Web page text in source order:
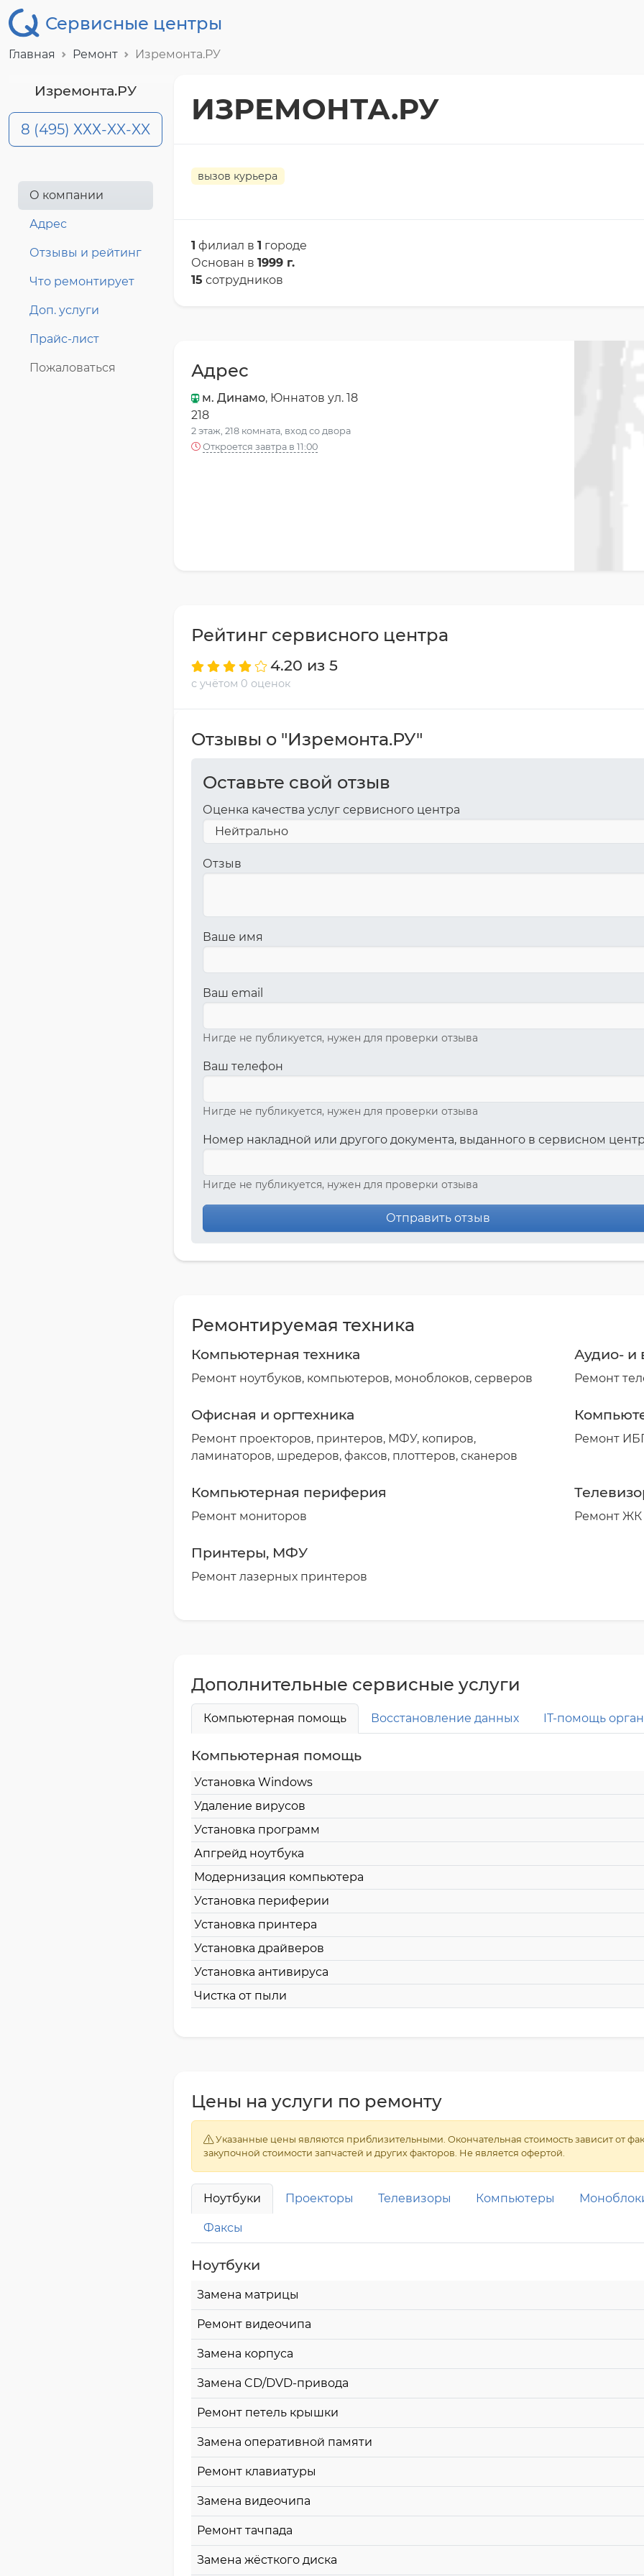
Сервисные центры
Главная Ремонт Изремонта.РУ
Изремонта.РУ
8 (495) ХХХ-XX-XX
О компании
Адрес
Отзывы и рейтинг
Что ремонтирует
Доп. услуги
Прайс-лист
Пожаловаться
ИЗРЕМОНТА.РУ
вызов курьера
1 филиал в 1 городе
Основан в 1999 г.
15 сотрудников
Адрес
м. Динамо, Юннатов ул. 18
218
2 этаж, 218 комната, вход со двора
Откроется завтра в 11:00
Рейтинг сервисного центра
4.20 из 5
с учётом 0 оценок
Отзывы о "Изремонта.РУ"
Оставьте свой отзыв
Оценка качества услуг сервисного центра
Отзыв
Ваше имя
Ваш email
Нигде не публикуется, нужен для проверки отзыва
Ваш телефон
Нигде не публикуется, нужен для проверки отзыва
Номер накладной или другого документа, выданного в сервисном
Нигде не публикуется, нужен для проверки отзыва
Отправить отзыв
Ремонтируемая техника
Компьютерная техника
Ремонт ноутбуков, компьютеров, моноблоков, серверов
Аудио- и
Ремонт
Офисная и оргтехника
Ремонт проекторов, принтеров, МФУ, копиров,
ламинаторов, шредеров, факсов, плоттеров, сканеров
Ремонт
Компьютерная периферия
Ремонт мониторов Ремонт ЖК
Принтеры, МФУ
Ремонт лазерных принтеров
Дополнительные сервисные услуги
Компьютерная помощь Восстановление данных IT-помощь
Компьютерная помощь
Установка Windows
Удаление вирусов
Установка программ
Апгрейд ноутбука
Модернизация компьютера
Установка периферии
Установка принтера
Установка драйверов
Установка антивируса
Чистка от пыли
Цены на услуги по ремонту
Указанные цены являются приблизительными. Окончательная стоимость зависит от
закупочной стоимости запчастей и других факторов. Не является офертой.
Ноутбуки Проекторы Телевизоры Компьютеры
Факсы
Ноутбуки
Замена матрицы
Ремонт видеочипа
Замена корпуса
Замена CD/DVD-привода
Ремонт петель крышки
Замена оперативной памяти
Ремонт клавиатуры
Замена видеочипа
Ремонт тачпада
Замена жёсткого диска